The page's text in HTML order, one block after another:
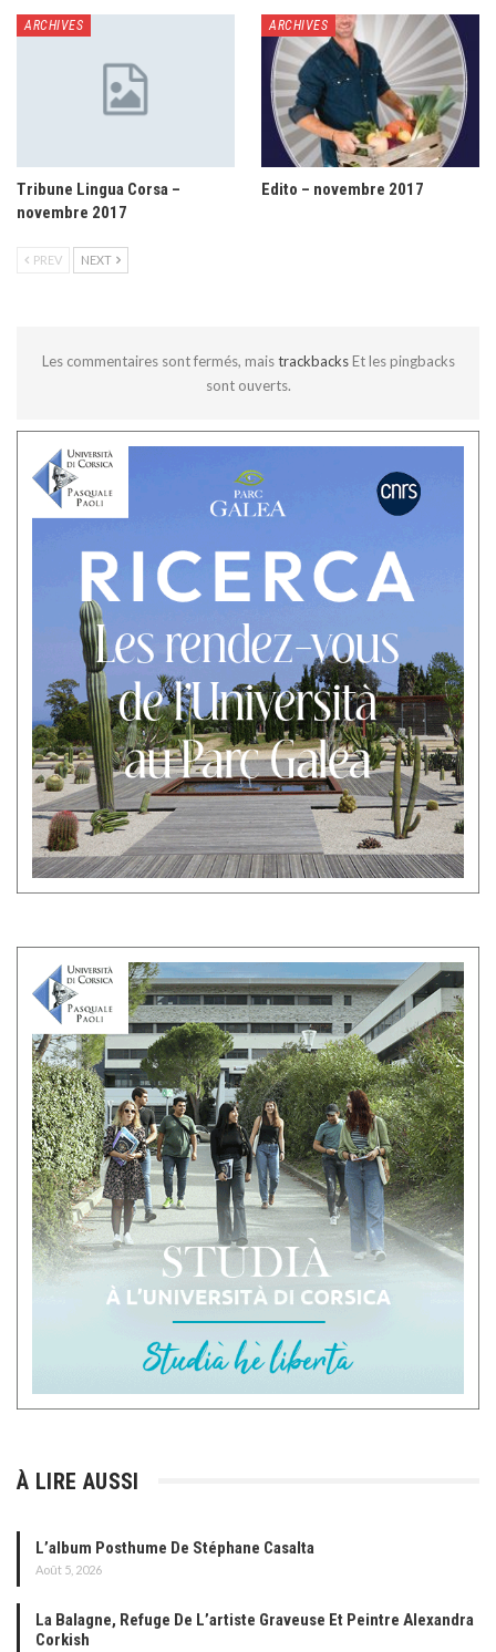
ARCHIVES
Tribune Lingua Corsa –
novembre 2017
ARCHIVES
Edito – novembre 2017
PREV NEXT
Les commentaires sont fermés, maistrackbacks Et les pingbacks
sont ouverts.
À LIRE AUSSI
L’album Posthume De Stéphane Casalta
Août 5, 2026
La Balagne, Refuge De L’artiste Graveuse Et Peintre Alexandra
Corkish